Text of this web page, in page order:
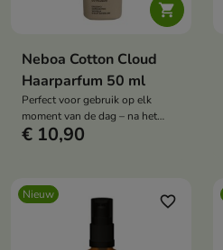

Neboa Cotton Cloud
Haarparfum 50 ml
Perfect voor gebruik op elk
moment van de dag – na het
stylen, na een training, of
€ 10,90
Nieuw favorite_border